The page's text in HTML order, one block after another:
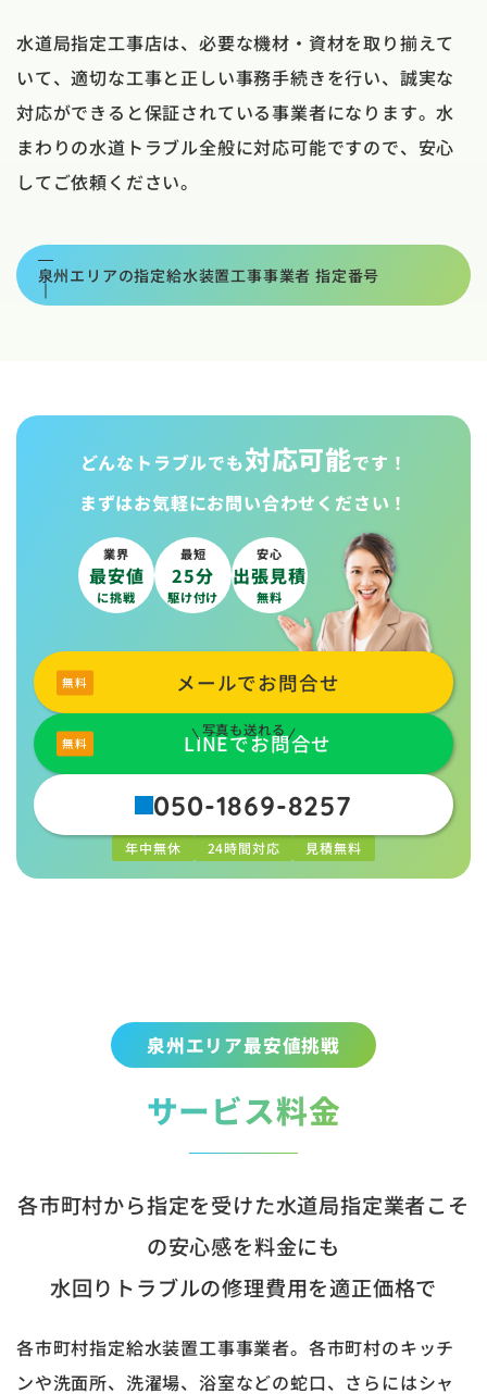
水道局指定工事店は、必要な機材・資材を取り揃えて
いて、適切な工事と正しい事務手続きを行い、誠実な
対応ができると保証されている事業者になります。水
まわりの水道トラブル全般に対応可能ですので、安心
してご依頼ください。
泉州エリアの指定給水装置工事事業者 指定番号
どんなトラブルでも対応可能です！
まずはお気軽にお問い合わせください！
業界
最安値
に挑戦
最短
25分
駆け付け
安心
出張見積
無料
メールでお問合せ
写真も送れる
LINEでお問合せ
050-1869-8257
年中無休 24時間対応 見積無料
泉州エリア最安値挑戦
サービス料金
各市町村から指定を受けた水道局指定業者こそ
の安心感を料金にも
水回りトラブルの修理費用を適正価格で
各市町村指定給水装置工事事業者。各市町村のキッチ
ンや洗面所、洗濯場、浴室などの蛇口、さらにはシャ